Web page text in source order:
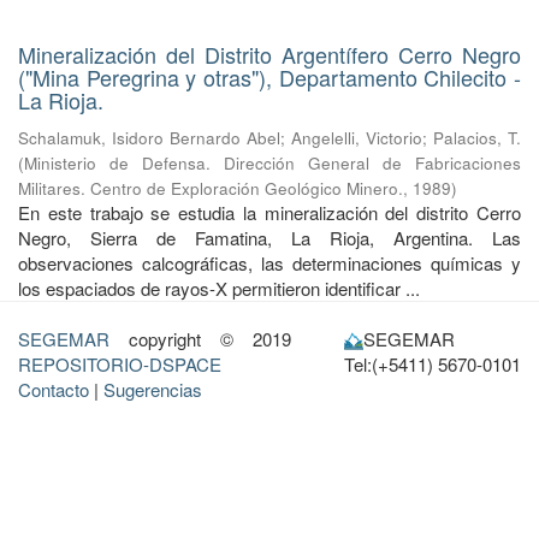
Mineralización del Distrito Argentífero Cerro Negro
("Mina Peregrina y otras"), Departamento Chilecito -
La Rioja.
Schalamuk, Isidoro Bernardo Abel; Angelelli, Victorio; Palacios, T.
(Ministerio de Defensa. Dirección General de Fabricaciones
Militares. Centro de Exploración Geológico Minero., 1989)
En este trabajo se estudia la mineralización del distrito Cerro
Negro, Sierra de Famatina, La Rioja, Argentina. Las
observaciones calcográficas, las determinaciones químicas y
los espaciados de rayos-X permitieron identificar ...
SEGEMAR copyright © 2019
REPOSITORIO-DSPACE
Contacto | Sugerencias
SEGEMAR
Tel:(+5411) 5670-0101